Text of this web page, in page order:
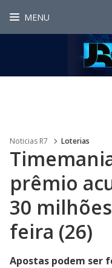
MENU
Noticias R7 Loterias
prêmio
30
feira (26)
Apostas podem ser